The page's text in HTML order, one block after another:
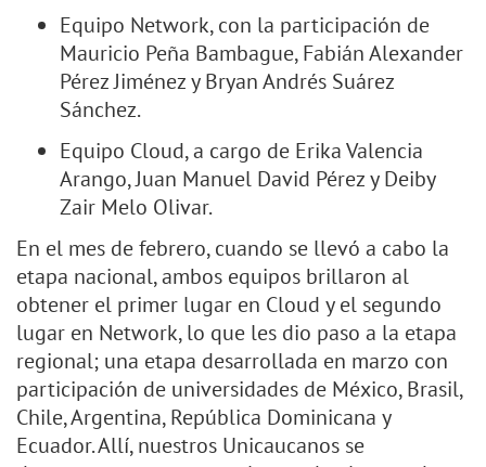
Equipo Network, con la participación de
Mauricio Peña Bambague, Fabián Alexander
Pérez Jiménez y Bryan Andrés Suárez
Sánchez.
Equipo Cloud, a cargo de Erika Valencia
Arango, Juan Manuel David Pérez y Deiby
Zair Melo Olivar.
En el mes de febrero, cuando se llevó a cabo la
etapa nacional, ambos equipos brillaron al
obtener el primer lugar en Cloud y el segundo
lugar en Network, lo que les dio paso a la etapa
regional; una etapa desarrollada en marzo con
participación de universidades de México, Brasil,
Chile, Argentina, República Dominicana y
Ecuador. Allí, nuestros Unicaucanos se